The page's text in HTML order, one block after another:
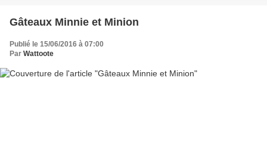
Gâteaux Minnie et Minion
Publié le 15/06/2016 à 07:00
Par Wattoote